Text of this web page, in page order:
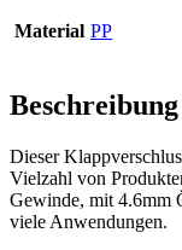
Hotfill
Kanister
Material PP
Beschreibung
Dieser
Vielzahl von
Gewinde, mit 4.6mm
viele Anwendungen.